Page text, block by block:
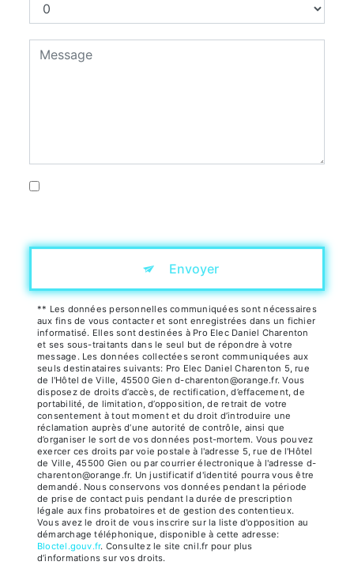
Envoyer
** Les données personnelles communiquées sont nécessaires
aux fins de vous contacter et sont enregistrées dans un fichier
informatisé. Elles sont destinées à Pro Elec Daniel Charenton
et ses sous-traitants dans le seul but de répondre à votre
message. Les données collectées seront communiquées aux
seuls destinataires suivants: Pro Elec Daniel Charenton 5, rue
de l'Hôtel de Ville, 45500 Gien d-charenton@orange.fr. Vous
disposez de droits d’accès, de rectification, d’effacement, de
portabilité, de limitation, d’opposition, de retrait de votre
consentement à tout moment et du droit d’introduire une
réclamation auprès d’une autorité de contrôle, ainsi que
d’organiser le sort de vos données post-mortem. Vous pouvez
exercer ces droits par voie postale à l'adresse 5, rue de l'Hôtel
de Ville, 45500 Gien ou par courrier électronique à l'adresse d-
charenton@orange.fr. Un justificatif d'identité pourra vous être
demandé. Nous conservons vos données pendant la période
de prise de contact puis pendant la durée de prescription
légale aux fins probatoires et de gestion des contentieux.
Vous avez le droit de vous inscrire sur la liste d'opposition au
démarchage téléphonique, disponible à cette adresse:
Bloctel.gouv.fr. Consultez le site cnil.fr pour plus
d’informations sur vos droits.